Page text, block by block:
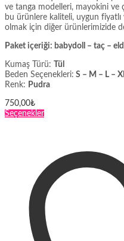
ve tanga modelleri, mayokini ve
bu ürünlere kaliteli, uygun
olmak için diğer ürünlerimizide
Paket içeriği: babydoll – taç –
Kumaş Türü:
Tül
Beden Seçenekleri: S – M – L –
Renk: Pudra
750,00₺
SeçeneklerBu
varyasyonu
var.
Seçenekler
ürün
sayfasından
seçilebilir